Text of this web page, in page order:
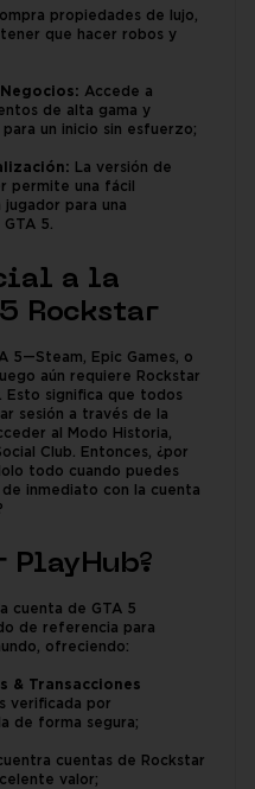
propiedades de lujo,
que hacer robos y
Accede a
de alta gama y
un inicio sin esfuerzo;
La versión de
permite una fácil
para una
5.
a la
Rockstar
5—Steam, Epic Games, o
aún requiere Rockstar
Esto significa que todos
sesión a través de la
al Modo Historia,
Club. Entonces, ¿por
todo cuando puedes
inmediato con la cuenta
PlayHub?
cuenta de GTA 5
de referencia para
ofreciendo:
& Transacciones
verificada por
de forma segura;
cuentas de Rockstar
valor;